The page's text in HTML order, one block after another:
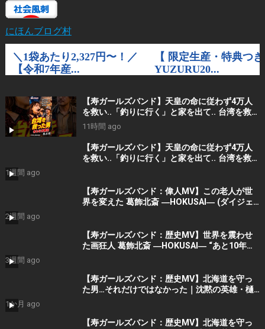
にほんブログ村
【寿ガールズバンド】天皇の命に従わず4万人
を救い..「釣りに行く」と家を出て.. 台湾を救っ
た男｜根本博『名もなき勝利』 by 寿STUDIO
11時間 ago
【寿ガールズバンド】天皇の命に従わず4万人
を救い..「釣りに行く」と家を出て.. 台湾を救っ
1週間 ago
【寿ガールズバンド：偉人MV】この老人が世
界を変えた 葛飾北斎 ―HOKUSAI― (ダイジェ
2週間 ago
【寿ガールズバンド：歴史MV】世界を震わせ
た画狂人 葛飾北斎 ―HOKUSAI― “あと10年く
3週間 ago
【寿ガールズバンド：歴史MV】北海道を守っ
た男…それだけではなかった｜沈黙の英雄・樋
1か月 ago
【寿ガールズバンド：歴史MV】北海道を守っ